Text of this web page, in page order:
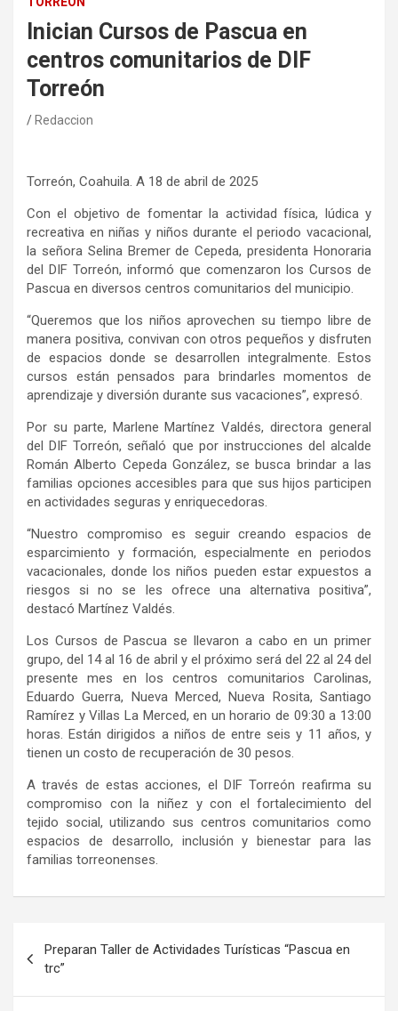
Inician Cursos de Pascua en
centros comunitarios de DIF
Torreón
Redaccion
Torreón, Coahuila. A 18 de abril de 2025
Con el objetivo de fomentar la actividad física, lúdica y
recreativa en niñas y niños durante el periodo vacacional,
la señora Selina Bremer de Cepeda, presidenta Honoraria
del DIF Torreón, informó que comenzaron los Cursos de
Pascua en diversos centros comunitarios del municipio.
“Queremos que los niños aprovechen su tiempo libre de
manera positiva, convivan con otros pequeños y disfruten
de espacios donde se desarrollen integralmente. Estos
cursos están pensados para brindarles momentos de
aprendizaje y diversión durante sus vacaciones”, expresó.
Por su parte, Marlene Martínez Valdés, directora general
del DIF Torreón, señaló que por instrucciones del alcalde
Román Alberto Cepeda González, se busca brindar a las
familias opciones accesibles para que sus hijos participen
en actividades seguras y enriquecedoras.
“Nuestro compromiso es seguir creando espacios de
esparcimiento y formación, especialmente en periodos
vacacionales, donde los niños pueden estar expuestos a
riesgos si no se les ofrece una alternativa positiva”,
destacó Martínez Valdés.
Los Cursos de Pascua se llevaron a cabo en un primer
grupo, del 14 al 16 de abril y el próximo será del 22 al 24 del
presente mes en los centros comunitarios Carolinas,
Eduardo Guerra, Nueva Merced, Nueva Rosita, Santiago
Ramírez y Villas La Merced, en un horario de 09:30 a 13:00
horas. Están dirigidos a niños de entre seis y 11 años, y
tienen un costo de recuperación de 30 pesos.
A través de estas acciones, el DIF Torreón reafirma su
compromiso con la niñez y con el fortalecimiento del
tejido social, utilizando sus centros comunitarios como
espacios de desarrollo, inclusión y bienestar para las
familias torreonenses.
de
entradas
Preparan Taller de Actividades Turísticas “Pascua en
trc”